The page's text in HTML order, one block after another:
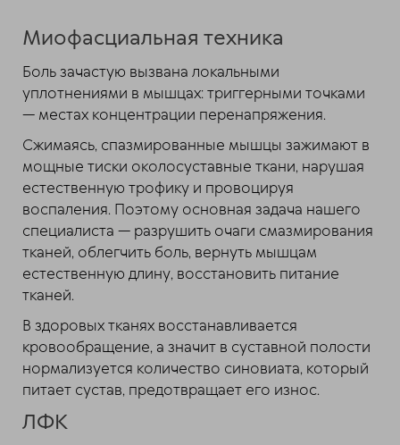
Миофасциальная техника
Боль зачастую вызвана локальными
уплотнениями в мышцах: триггерными точками
— местах концентрации перенапряжения.
Сжимаясь, спазмированные мышцы зажимают в
мощные тиски околосуставные ткани, нарушая
естественную трофику и провоцируя
воспаления. Поэтому основная задача нашего
специалиста — разрушить очаги смазмирования
тканей, облегчить боль, вернуть мышцам
естественную длину, восстановить питание
тканей.
В здоровых тканях восстанавливается
кровообращение, а значит в суставной полости
нормализуется количество синовиата, который
питает сустав, предотвращает его износ.
ЛФК